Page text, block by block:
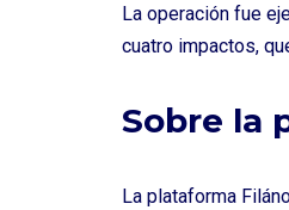
La operación fue
cuatro impactos,
Sobre la
La plataforma